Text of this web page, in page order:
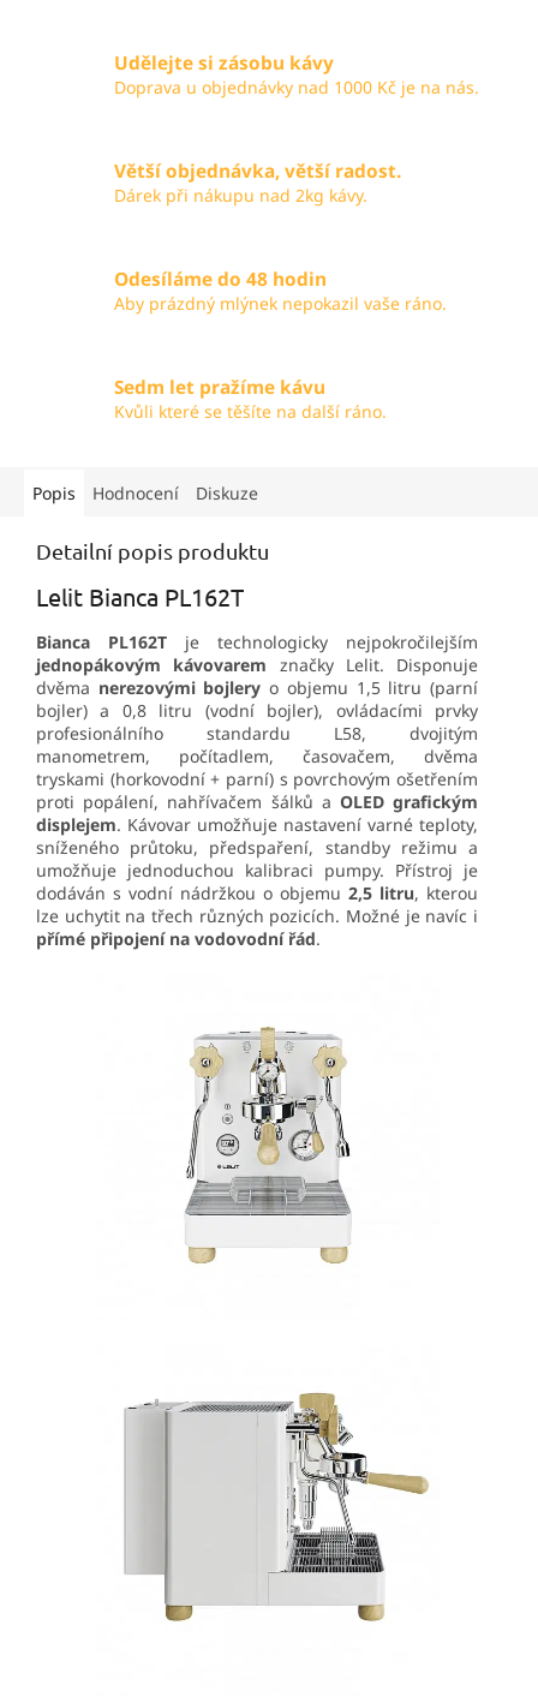
Udělejte si zásobu kávy
Doprava u objednávky nad 1000 Kč je na nás.
Větší objednávka, větší radost.
Dárek při nákupu nad 2kg kávy.
Odesíláme do 48 hodin
Aby prázdný mlýnek nepokazil vaše ráno.
Sedm let pražíme kávu
Kvůli které se těšíte na další ráno.
Popis Hodnocení Diskuze
Detailní popis produktu
Lelit Bianca PL162T
Bianca PL162T je technologicky nejpokročilejším
jednopákovým kávovarem značky Lelit. Disponuje
dvěma nerezovými bojlery o objemu 1,5 litru (parní
bojler) a 0,8 litru (vodní bojler), ovládacími prvky
profesionálního standardu L58, dvojitým
manometrem, počítadlem, časovačem, dvěma
tryskami (horkovodní + parní) s povrchovým ošetřením
proti popálení, nahřívačem šálků a OLED grafickým
displejem. Kávovar umožňuje nastavení varné teploty,
sníženého průtoku, předspaření, standby režimu a
umožňuje jednoduchou kalibraci pumpy. Přístroj je
dodáván s vodní nádržkou o objemu 2,5 litru, kterou
lze uchytit na třech různých pozicích. Možné je navíc i
přímé připojení na vodovodní řád.